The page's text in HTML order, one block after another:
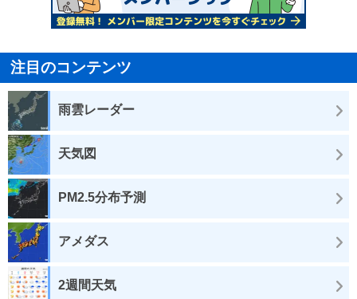
注目のコンテンツ
雨雲レーダー
天気図
PM2.5分布予測
アメダス
2週間天気